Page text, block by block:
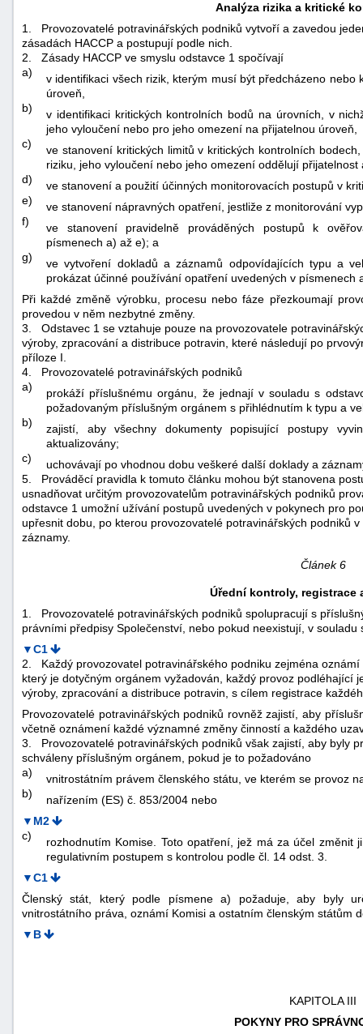
Analýza rizika a kritické
1.
Provozovatelé potravinářských podniků vytvoří a zavedou
zásadách HACCP a postupují podle nich.
2.
Zásady HACCP ve smyslu odstavce 1 spočívají
a)
v identifikaci všech rizik, kterým musí být předcházeno
úroveň,
b)
v identifikaci kritických kontrolních bodů na úrovních, v
jeho vyloučení nebo pro jeho omezení na přijatelnou úroveň,
c)
ve stanovení kritických limitů v kritických kontrolních
riziku, jeho vyloučení nebo jeho omezení oddělují přijatelnost
d)
ve stanovení a použití účinných monitorovacích postupů v
e)
ve stanovení nápravných opatření, jestliže z monitorování
f)
ve stanovení pravidelně prováděných postupů k
písmenech a) až e); a
g)
ve vytvoření dokladů a záznamů odpovídajících typu a
prokázat účinné používání opatření uvedených v písmenech
Při každé změně výrobku, procesu nebo fáze přezkoumají
provedou v něm nezbytné změny.
3.
Odstavec 1 se vztahuje pouze na provozovatele
výroby, zpracování a distribuce potravin, které následují po
příloze I.
4.
Provozovatelé potravinářských podniků
a)
prokáží příslušnému orgánu, že jednají v souladu s
požadovaným příslušným orgánem s přihlédnutím k typu a
b)
zajistí, aby všechny dokumenty popisující postupy
aktualizovány;
c)
uchovávají po vhodnou dobu veškeré další doklady a
5.
Prováděcí pravidla k tomuto článku mohou být stanovena
usnadňovat určitým provozovatelům potravinářských podniků
odstavce 1 umožní užívání postupů uvedených v pokynech pro
upřesnit dobu, po kterou provozovatelé potravinářských podniků
záznamy.
Článek 6
Úřední kontroly, registrace
1.
Provozovatelé potravinářských podniků spolupracují s
právními předpisy Společenství, nebo pokud neexistují, v souladu
▼C1
2.
Každý provozovatel potravinářského podniku zejména
který je dotyčným orgánem vyžadován, každý provoz podléhající
výroby, zpracování a distribuce potravin, s cílem registrace
Provozovatelé potravinářských podniků rovněž zajistí, aby
včetně oznámení každé významné změny činností a každého
3.
Provozovatelé potravinářských podniků však zajistí, aby byly
schváleny příslušným orgánem, pokud je to požadováno
a)
vnitrostátním právem členského státu, ve kterém se provoz
b)
nařízením (ES) č. 853/2004 nebo
▼M2
c)
rozhodnutím Komise. Toto opatření, jež má za účel
regulativním postupem s kontrolou podle čl. 14 odst. 3.
▼C1
Členský stát, který podle písmene a) požaduje, aby byly
vnitrostátního práva, oznámí Komisi a ostatním členským státům
▼B
KAPITOLA III
POKYNY PRO